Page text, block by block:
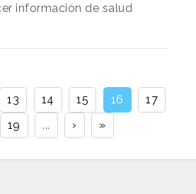
información de salud
13 14 15 16
17
19 ... › »